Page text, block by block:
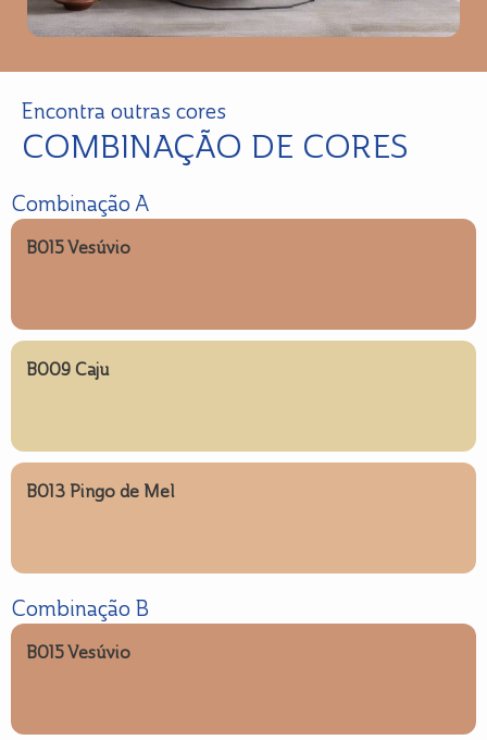
Encontra outras cores
COMBINAÇÃO DE CORES
Combinação A
B015 Vesúvio
B009 Caju
B013 Pingo de Mel
Combinação B
B015 Vesúvio